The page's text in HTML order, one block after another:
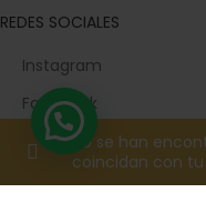
No se han
coincidan con
REDES SOCIALES
Instagram
Facebook
TikTok